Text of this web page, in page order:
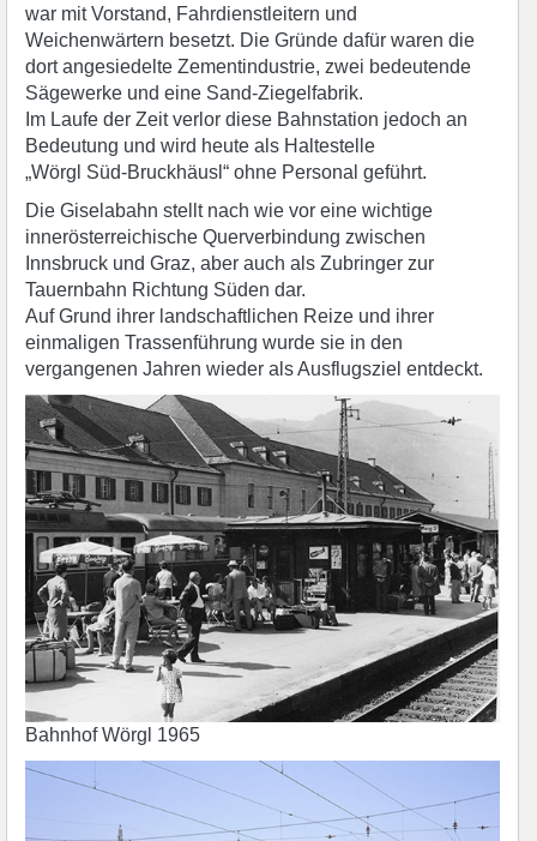
war mit Vorstand, Fahrdienstleitern und
Weichenwärtern besetzt. Die Gründe dafür waren die
dort angesiedelte Zementindustrie, zwei bedeutende
Sägewerke und eine Sand-Ziegelfabrik.
Im Laufe der Zeit verlor diese Bahnstation jedoch an
Bedeutung und wird heute als Haltestelle
„Wörgl Süd-Bruckhäusl“ ohne Personal geführt.
Die Giselabahn stellt nach wie vor eine wichtige
innerösterreichische Querverbindung zwischen
Innsbruck und Graz, aber auch als Zubringer zur
Tauernbahn Richtung Süden dar.
Auf Grund ihrer landschaftlichen Reize und ihrer
einmaligen Trassenführung wurde sie in den
vergangenen Jahren wieder als Ausflugsziel entdeckt.
Bahnhof Wörgl 1965